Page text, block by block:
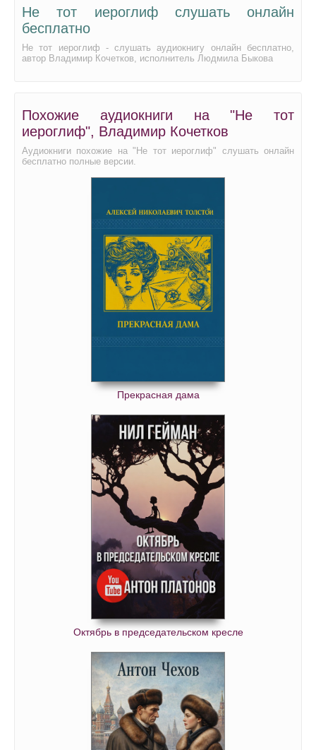
Не тот иероглиф слушать онлайн
бесплатно
Не тот иероглиф - слушать аудиокнигу онлайн бесплатно,
автор Владимир Кочетков, исполнитель Людмила Быкова
Похожие аудиокниги на "Не тот
иероглиф", Владимир Кочетков
Аудиокниги похожие на "Не тот иероглиф" слушать онлайн
бесплатно полные версии.
Прекрасная дама
Октябрь в председательском кресле